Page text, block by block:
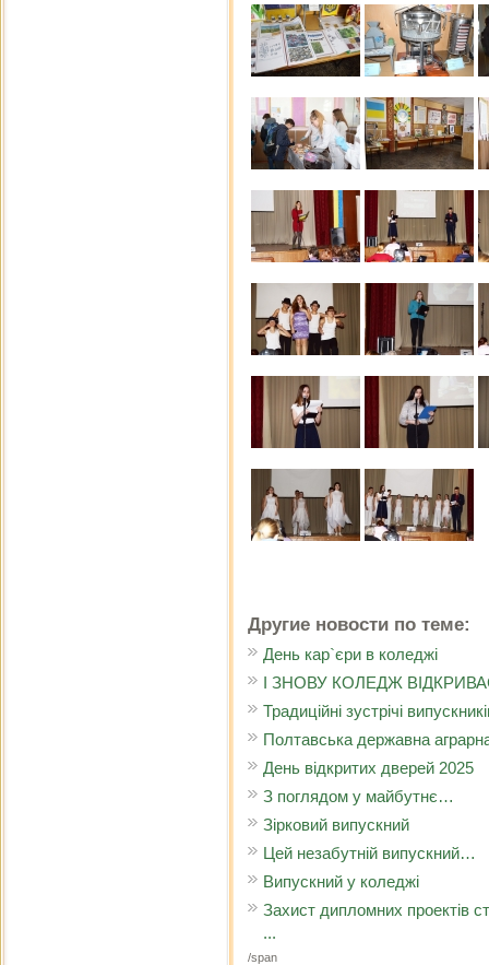
Другие новости по теме:
День кар`єри в коледжі
І ЗНОВУ КОЛЕДЖ
Традиційні зустрічі
Полтавська державна
День відкритих дверей 2025
З поглядом у майбутнє…
Зірковий випускний
Цей незабутній випускний…
Випускний у коледжі
Захист дипломних проектів
...
/span